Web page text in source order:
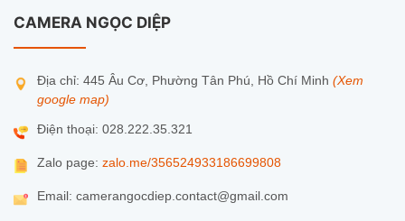
CAMERA NGỌC DIỆP
Địa chỉ: 445 Âu Cơ, Phường Tân Phú, Hồ Chí Minh (Xem
google map)
Điện thoại: 028.222.35.321
Zalo page: zalo.me/356524933186699808
Email: camerangocdiep.contact@gmail.com